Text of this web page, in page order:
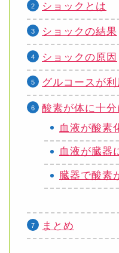
ショックとは
ショックの結果
ショックの原因
グルコースが
酸素が体に十
血液が酸素
血液が臓器
臓器で酸素
まとめ